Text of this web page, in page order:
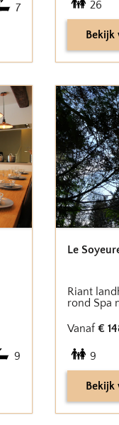
7 26
Bekijk
9
Le
Riant
rond Spa
Vanaf €
9
Bekijk